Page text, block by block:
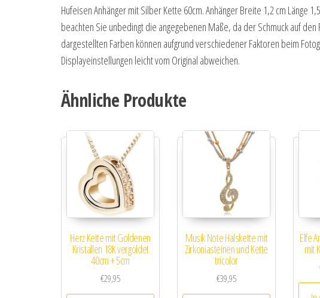
Hufeisen Anhänger mit Silber Kette 60cm. Anhänger Breite 1,2 cm Länge
beachten Sie unbedingt die angegebenen Maße, da der Schmuck auf
dargestellten Farben können aufgrund verschiedener Faktoren beim
Displayeinstellungen leicht vom Original abweichen.
Ähnliche Produkte
Herz Kette mit Goldenen
Kristallen 18K vergoldet
40cm + 5cm
€29,95
Musik Note Halskette mit
Zirkoniasteinen und Kette
tricolor
€39,95
Elfe
mit